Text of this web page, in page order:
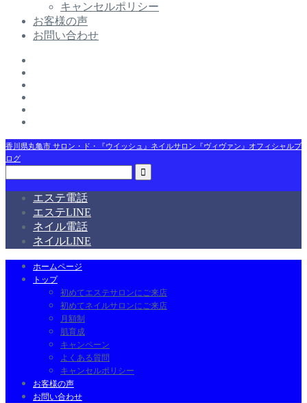
キャンセルポリシー
お客様の声
お問い合わせ
香川県丸亀市 サロン・ド・『ウイッシュ』ネイルサロン『ヴィヴァン』オフィシャルブ
ログ
エステ電話
エステLINE
ネイル電話
ネイルLINE
ホームページ
トップ
初めてエステサロンにご来店
初めてネイルサロンにご来店
月額制
肌育成
キャンペーン
よくある質問
キャンセルポリシー
お客様の声
お問い合わせ